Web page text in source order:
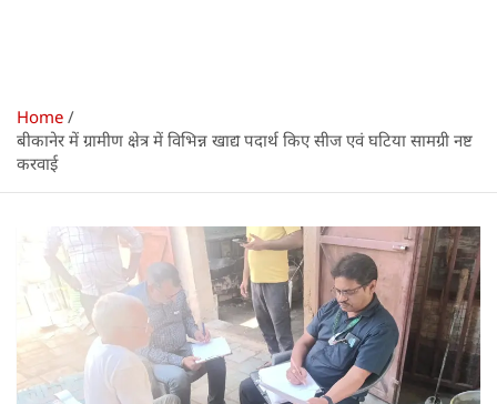
Home
बीकानेर में ग्रामीण क्षेत्र में विभिन्न खाद्य पदार्थ किए सीज एवं घटिया सामग्री नष्ट
करवाई